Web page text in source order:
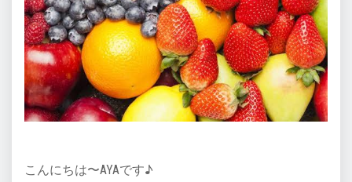
こんにちは〜AYAです♪